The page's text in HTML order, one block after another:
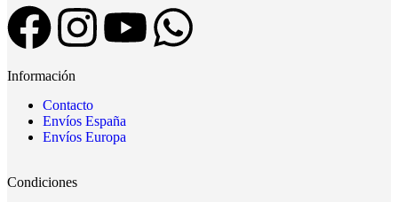
Información
Contacto
Envíos España
Envíos Europa
Condiciones